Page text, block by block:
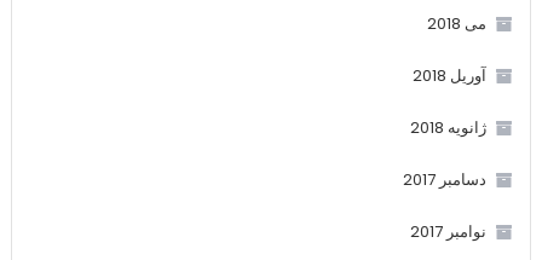
می 2018
آوریل 2018
ژانویه 2018
دسامبر 2017
نوامبر 2017